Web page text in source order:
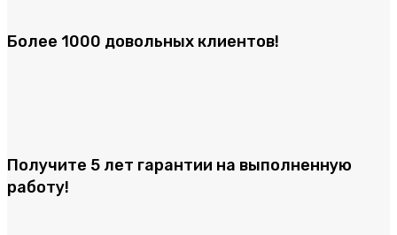
Более 1000 довольных клиентов!
Получите 5 лет гарантии на выполненную
работу!